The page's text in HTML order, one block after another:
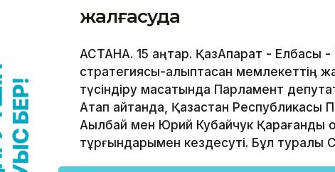
жалғасуда
АСТАНА. 15 қаңтар. ҚазАқпарат - Елбасы
стратегиясы-қалыптасқан
түсіндіру мақсатында Парламент
Атап айтқанда, Қазақстан
Ақылбай мен Юрий Кубайчук Қарағанды
тұрғындарымен кездесуті. Бұл туралы